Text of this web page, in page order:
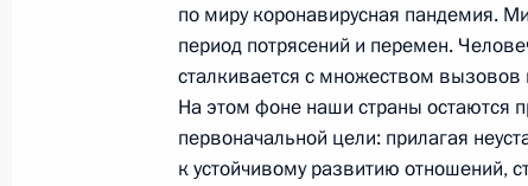
7 февраля 2022 года, понедельник
Переговоры с Президентом
по миру коронавирусная пандемия.
период потрясений и перемен.
сталкивается с множеством вызовов
На этом фоне наши страны остаются
первоначальной цели: прилагая
к устойчивому развитию отношений,